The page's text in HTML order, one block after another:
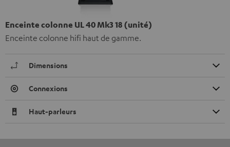
Enceinte colonne UL 40 Mk3 18 (unité)
Enceinte colonne hifi haut de gamme.
Dimensions
Connexions
Haut-parleurs